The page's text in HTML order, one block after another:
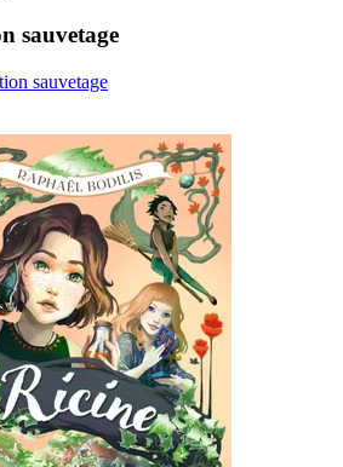
sauvetage
sauvetage